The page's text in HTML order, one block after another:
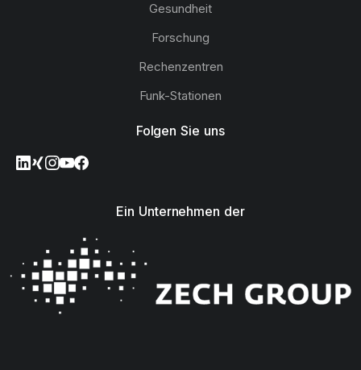
Gesundheit
Forschung
Rechenzentren
Funk-Stationen
Folgen Sie uns
Ein Unternehmen der